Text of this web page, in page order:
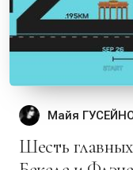
Майя
Шесть главных марафонов года за 42 дня!